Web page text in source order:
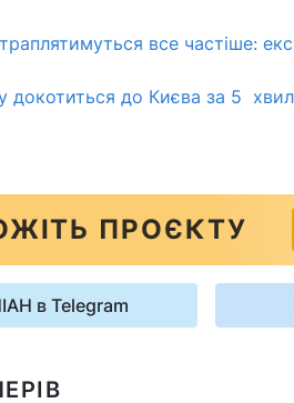
все частіше:
докотиться до Києва за 5
ПРОЄКТУ
в Telegram